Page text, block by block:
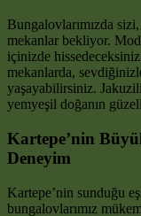
Bungalovlarımızda
mekanlar bekliyor.
içinizde
mekanlarda,
yaşayabilirsiniz.
yemyeşil doğanın
Kartepe’nin
Deneyim
Kartepe’nin sunduğu
bungalovlarımız